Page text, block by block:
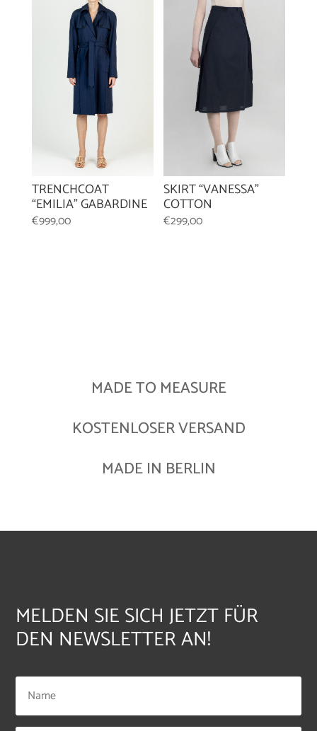
TRENCHCOAT
“EMILIA” GABARDINE
€999,00
SKIRT “VANESSA”
COTTON
€299,00
MADE TO MEASURE
KOSTENLOSER VERSAND
MADE IN BERLIN
MELDEN SIE SICH JETZT FÜR
DEN NEWSLETTER AN!